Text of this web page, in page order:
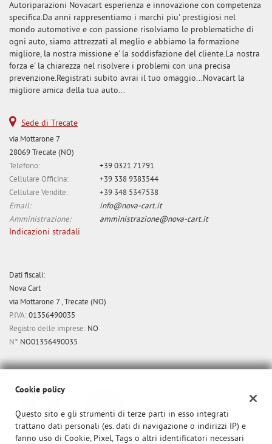
Autoriparazioni Novacart esperienza e innovazione con competenza
specifica.Da anni rappresentiamo i marchi piu' prestigiosi nel
mondo automotive e con passione risolviamo le problematiche di
ogni auto, siamo attrezzati al meglio e abbiamo la formazione
migliore, la nostra missione e' la soddisfazione del cliente.La nostra
forza e' la chiarezza nel risolvere i problemi con una precisa
prevenzione.Registrati subito avrai il tuo omaggio...Novacart la
migliore amica della tua auto...
Sede di Trecate
via Mottarone 7
28069 Trecate (NO)
Telefono:
+39 0321 71791
Cellulare Officina:
+39 338 9383544
Cellulare Vendite:
+39 348 5347538
Email:
info@nova-cart.it
Amministrazione:
amministrazione@nova-cart.it
Indicazioni stradali
Dati fiscali:
Nova Cart
via Mottarone 7 , Trecate (NO)
P.IVA:01356490035
Registro delle imprese: NO
N° NO01356490035
Cookie policy
Questo sito e gli strumenti di terze parti in esso integrati
trattano dati personali (es. dati di navigazione o indirizzi IP) e
fanno uso di Cookie, Pixel, Tags o altri identificatori necessari